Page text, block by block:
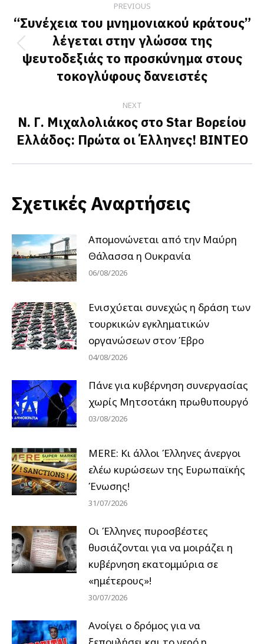
navigation
PREVIOUS
Previous
post:
“Συνέχεια του μνημονιακού κράτους”
λέγεται στην γλώσσα της
ψευτοδεξιάς το προσκύνημα στους
τοκογλύφους δανειστές
NEXT
Next
post:
Ν. Γ. Μιχαλολιάκος στο Star Βορείου
Ελλάδος: Πρώτα οι Έλληνες! ΒΙΝΤΕΟ
Σχετικές Αναρτήσεις
Απομονώνεται από την Μαύρη
Θάλασσα η Ουκρανία
06/08/2026
Ενισχύεται συνεχώς η δράση των
τουρκικών εγκληματικών
οργανώσεων στον Έβρο
04/08/2026
Πάνε για κυβέρνηση συνεργασίας
χωρίς Μητσοτάκη πρωθυπουργό
03/08/2026
MERE: Κι άλλοι Έλληνες άνεργοι
ελέω κυρώσεων της Ευρωπαϊκής
Ένωσης!
31/07/2026
Οι Έλληνες πυροσβέστες
θυσιάζονται για να μοιράζει η
κυβέρνηση εκατομμύρια σε
«ημέτερους»!
30/07/2026
Ανοίγει ο δρόμος για να